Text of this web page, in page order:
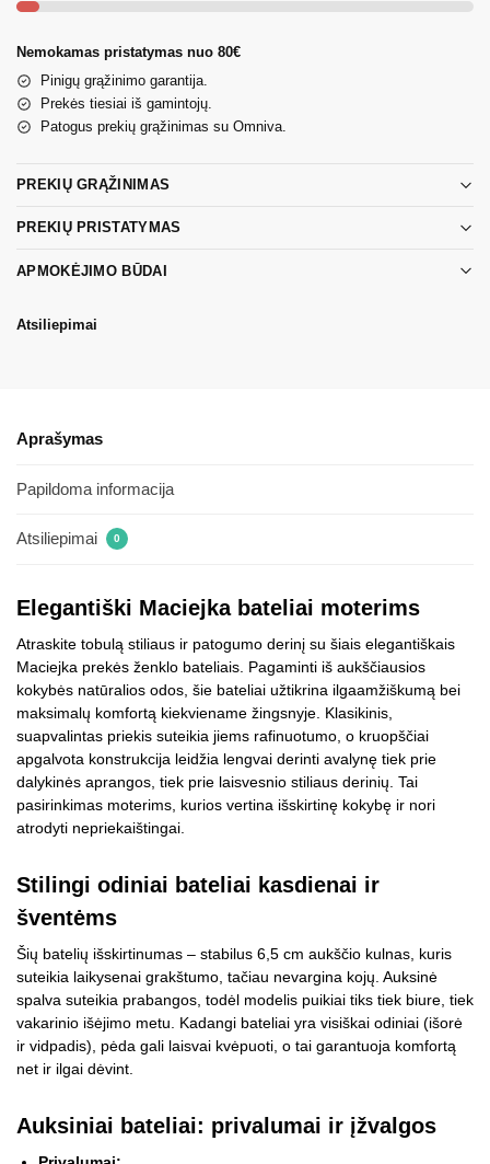
Nemokamas pristatymas nuo 80€
Pinigų grąžinimo garantija.
Prekės tiesiai iš gamintojų.
Patogus prekių grąžinimas su Omniva.
PREKIŲ GRĄŽINIMAS
PREKIŲ PRISTATYMAS
APMOKĖJIMO BŪDAI
Atsiliepimai
Aprašymas
Papildoma informacija
Atsiliepimai 0
Elegantiški Maciejka bateliai moterims
Atraskite tobulą stiliaus ir patogumo derinį su šiais elegantiškais
Maciejka prekės ženklo bateliais. Pagaminti iš aukščiausios
kokybės natūralios odos, šie bateliai užtikrina ilgaamžiškumą bei
maksimalų komfortą kiekviename žingsnyje. Klasikinis,
suapvalintas priekis suteikia jiems rafinuotumo, o kruopščiai
apgalvota konstrukcija leidžia lengvai derinti avalynę tiek prie
dalykinės aprangos, tiek prie laisvesnio stiliaus derinių. Tai
pasirinkimas moterims, kurios vertina išskirtinę kokybę ir nori
atrodyti nepriekaištingai.
Stilingi odiniai bateliai kasdienai ir
šventėms
Šių batelių išskirtinumas – stabilus 6,5 cm aukščio kulnas, kuris
suteikia laikysenai grakštumo, tačiau nevargina kojų. Auksinė
spalva suteikia prabangos, todėl modelis puikiai tiks tiek biure, tiek
vakarinio išėjimo metu. Kadangi bateliai yra visiškai odiniai (išorė
ir vidpadis), pėda gali laisvai kvėpuoti, o tai garantuoja komfortą
net ir ilgai dėvint.
Auksiniai bateliai: privalumai ir įžvalgos